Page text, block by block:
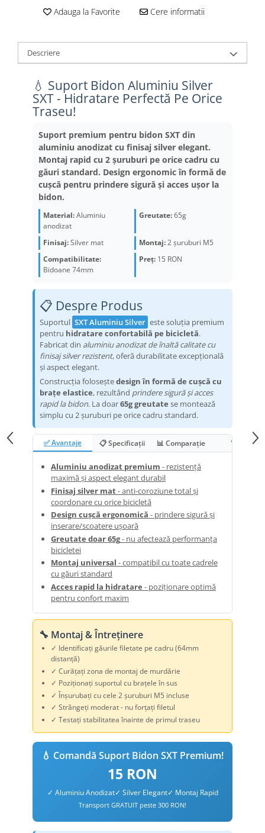
Aparatori noroi
Pompe
Sonerie
Diverse
Accesorii Remorca
Scaune pentru Copii
Transport si Depozitare
Saboti Frana
Roti Spate
Frane V-Brake
Set Roti
Suspensii Spate
Pinioane
Schimbator Pinioane
Schimbator Foi
Manete Schimbator
Etrier frana
Angrenaje
Disc frana
Monobloc
Adauga la Favorite Cere informatii
Descriere
💧 Suport Bidon Aluminiu Silver
SXT - Hidratare Perfectă Pe Orice
Traseu!
Suport premium pentru bidon SXT din
aluminiu anodizat cu finisaj silver elegant.
Montaj rapid cu 2 șuruburi pe orice cadru cu
găuri standard. Design ergonomic în formă de
cușcă pentru prindere sigură și acces ușor la
bidon.
Material:Aluminiu
anodizat
Greutate:65g
Finisaj:Silver mat Montaj:2 șuruburi M5
Compatibilitate:
Bidoane 74mm
Preț: 15 RON
📋 Despre Produs
Suportul SXT Aluminiu Silver este soluția premium
pentru hidratare confortabilă pe bicicletă.
Fabricat din aluminiu anodizat de înaltă calitate cu
finisaj silver rezistent, oferă durabilitate excepțională
și aspect elegant.
Construcția foloseștedesign în formă de cușcă cu
brațe elastice, rezultând prindere sigură și acces
rapid la bidon. La doar65g greutate se montează
simplu cu 2 șuruburi pe orice cadru standard.
✅ Avantaje 📋 Specificații 📊 Comparație ❓ FAQ
Aluminiu anodizat premium - rezistență
maximă și aspect elegant durabil
Finisaj silver mat- anti-coroziune total și
coordonare cu orice bicicletă
Design cușcă ergonomică - prindere sigură și
inserare/scoatere ușoară
Greutate doar 65g- nu afectează performanța
bicicletei
Montaj universal - compatibil cu toate cadrele
cu găuri standard
Acces rapid la hidratare - poziționare optimă
pentru confort maxim
🔧 Montaj & Întreținere
✓ Identificați găurile filetate pe cadru (64mm
distanță)
✓ Curățați zona de montaj de murdărie
✓ Poziționați suportul cu brațele în sus
✓ Înșurubați cu cele 2 șuruburi M5 incluse
✓ Strângeți moderat - nu forțați filetul
✓ Testați stabilitatea înainte de primul traseu
💧 Comandă Suport Bidon SXT Premium!
15 RON
✓ Aluminiu Anodizat✓ Silver Elegant✓ Montaj Rapid
Transport GRATUIT peste 300 RON!